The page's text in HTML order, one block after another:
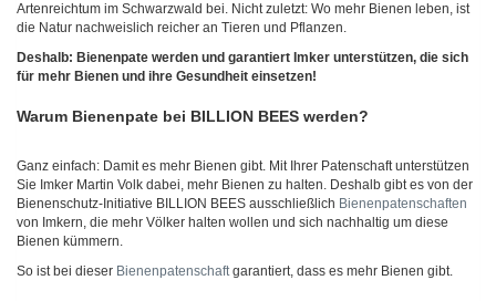
Artenreichtum im Schwarzwald bei. Nicht zuletzt: Wo mehr Bienen leben, ist
die Natur nachweislich reicher an Tieren und Pflanzen.
Deshalb: Bienenpate werden und garantiert Imker unterstützen, die sich
für mehr Bienen und ihre Gesundheit einsetzen!
Warum Bienenpate bei BILLION BEES werden?
Ganz einfach: Damit es mehr Bienen gibt. Mit Ihrer Patenschaft unterstützen
Sie Imker Martin Volk dabei, mehr Bienen zu halten. Deshalb gibt es von der
Bienenschutz-Initiative BILLION BEES ausschließlich Bienenpatenschaften
von Imkern, die mehr Völker halten wollen und sich nachhaltig um diese
Bienen kümmern.
So ist bei dieser Bienenpatenschaftgarantiert, dass es mehr Bienen gibt.